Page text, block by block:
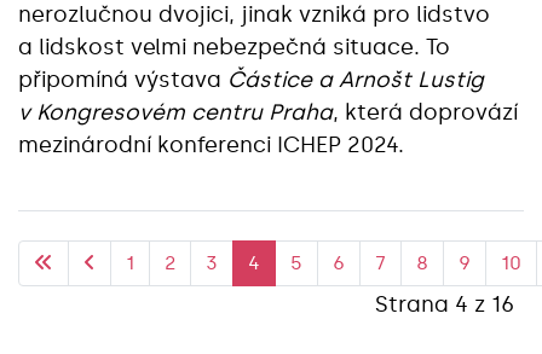
nerozlučnou dvojici, jinak vzniká pro lidstvo
a lidskost velmi nebezpečná situace. To
připomíná výstava Částice a Arnošt Lustig
v Kongresovém centru Praha, která doprovází
mezinárodní konferenci ICHEP 2024.
Strana 4 z 16
1 2 3 4 5 6 7 8 9 10